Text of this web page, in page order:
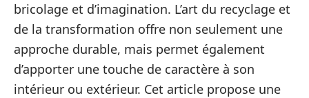
bricolage et d’imagination. L’art du recyclage et
de la transformation offre non seulement une
approche durable, mais permet également
d’apporter une touche de caractère à son
intérieur ou extérieur. Cet article propose une